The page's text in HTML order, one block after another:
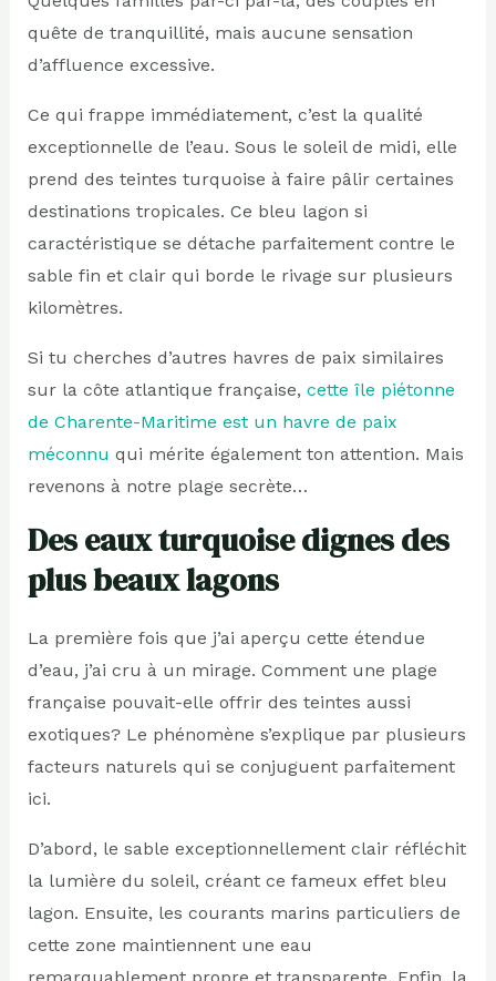
quête de tranquillité, mais aucune sensation
d’affluence excessive.
Ce qui frappe immédiatement, c’est la qualité
exceptionnelle de l’eau. Sous le soleil de midi, elle
prend des teintes turquoise à faire pâlir certaines
destinations tropicales. Ce bleu lagon si
caractéristique se détache parfaitement contre le
sable fin et clair qui borde le rivage sur plusieurs
kilomètres.
Si tu cherches d’autres havres de paix similaires
sur la côte atlantique française, cette île piétonne
de Charente-Maritime est un havre de paix
méconnu qui mérite également ton attention. Mais
revenons à notre plage secrète…
Des eaux turquoise dignes des
plus beaux lagons
La première fois que j’ai aperçu cette étendue
d’eau, j’ai cru à un mirage. Comment une plage
française pouvait-elle offrir des teintes aussi
exotiques? Le phénomène s’explique par plusieurs
facteurs naturels qui se conjuguent parfaitement
ici.
D’abord, le sable exceptionnellement clair réfléchit
la lumière du soleil, créant ce fameux effet bleu
lagon. Ensuite, les courants marins particuliers de
cette zone maintiennent une eau
remarquablement propre et transparente. Enfin, la